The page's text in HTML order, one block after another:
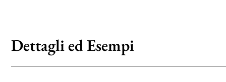
Dettagli ed Esempi